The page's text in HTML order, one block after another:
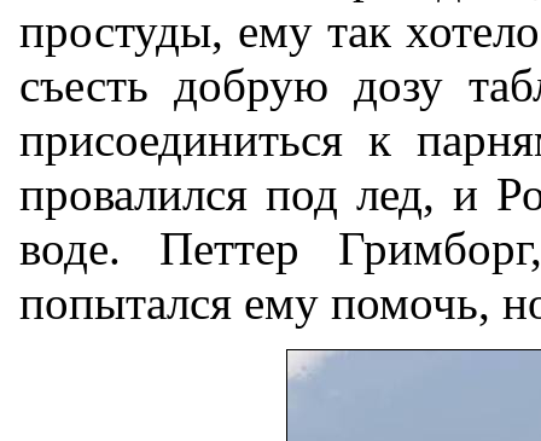
простуды, ему так
съесть добрую дозу
присоединиться к
провалился под лед, и
воде. Петтер
попытался ему помочь,